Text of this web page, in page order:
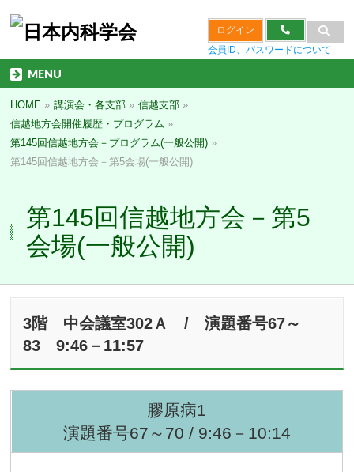
ログイン
会員ID、パスワードについて
MENU
HOME » 講演会・各支部 » 信越支部 »
信越地方会開催履歴・プログラム »
第145回信越地方会－プログラム(一般公開) »
第145回信越地方会－第5会場(一般公開)
第145回信越地方会－第5
会場(一般公開)
3階 中会議室302Ａ / 演題番号67～
83 9:46－11:57
膠原病1
演題番号67～70 / 9:46－10:14